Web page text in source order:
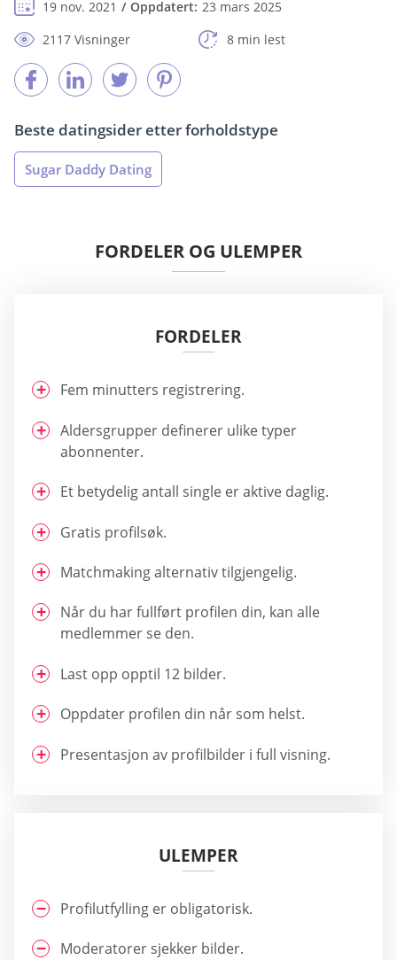
19 nov. 2021
Oppdatert: 23 mars 2025
2117 Visninger
8 min lest
Beste datingsider etter forholdstype
Sugar Daddy Dating
FORDELER OG ULEMPER
FORDELER
Fem minutters registrering.
Aldersgrupper definerer ulike typer
abonnenter.
Et betydelig antall single er aktive daglig.
Gratis profilsøk.
Matchmaking alternativ tilgjengelig.
Når du har fullført profilen din, kan alle
medlemmer se den.
Last opp opptil 12 bilder.
Oppdater profilen din når som helst.
Presentasjon av profilbilder i full visning.
ULEMPER
Profilutfylling er obligatorisk.
Moderatorer sjekker bilder.